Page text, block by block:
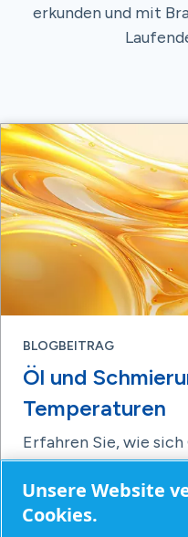
erkunden und mit
BLOGBEITRAG
Öl und
Temperaturen
Erfahren Sie, wie
und
Temperaturen
Unsere Website
Cookies.